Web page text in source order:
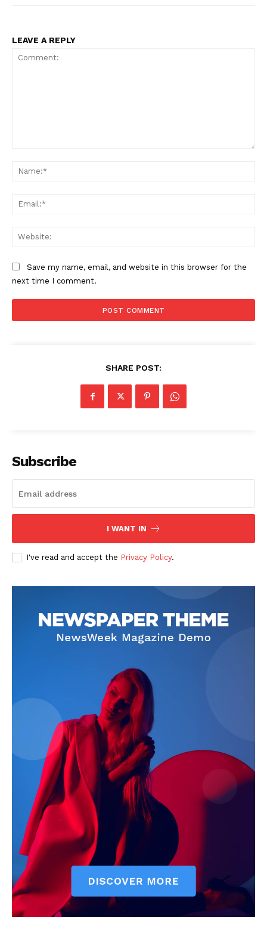
LEAVE A REPLY
Save my name, email, and website in this browser for the
next time I comment.
SHARE POST:
Subscribe
I WANT IN
I've read and accept the Privacy Policy.